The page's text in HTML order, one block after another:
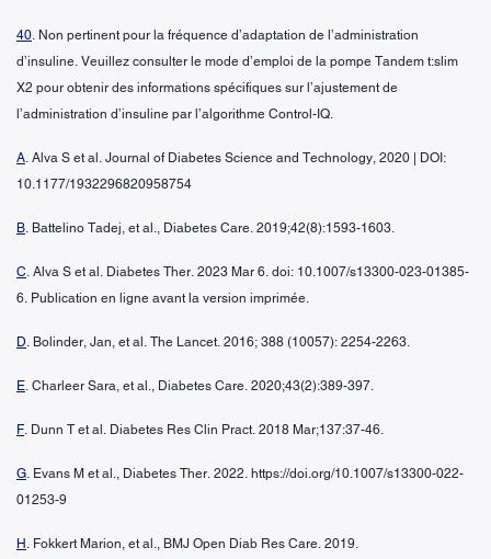
40. Non pertinent pour la fréquence d’adaptation de l’administration
d’insuline. Veuillez consulter le mode d’emploi de la pompe Tandem t:slim
X2 pour obtenir des informations spécifiques sur l’ajustement de
l’administration d’insuline par l’algorithme Control-IQ.
A. Alva S et al. Journal of Diabetes Science and Technology, 2020 | DOI:
10.1177/1932296820958754
B. Battelino Tadej, et al., Diabetes Care. 2019;42(8):1593-1603.
C. Alva S et al. Diabetes Ther. 2023 Mar 6. doi: 10.1007/s13300-023-01385-
6. Publication en ligne avant la version imprimée.
D. Bolinder, Jan, et al. The Lancet. 2016; 388 (10057): 2254-2263.
E. Charleer Sara, et al., Diabetes Care. 2020;43(2):389-397.
F. Dunn T et al. Diabetes Res Clin Pract. 2018 Mar;137:37-46.
G. Evans M et al., Diabetes Ther. 2022. https://doi.org/10.1007/s13300-022-
01253-9
H . Fokkert Marion, et al., BMJ Open Diab Res Care. 2019.